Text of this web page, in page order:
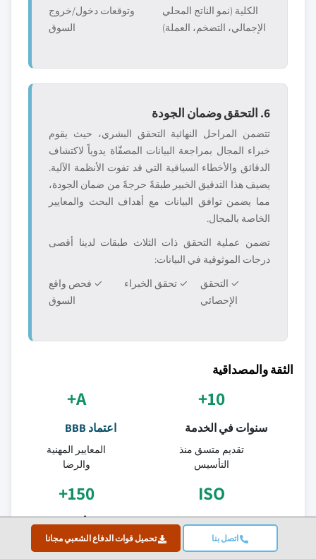
اتصل بنا تحميل قوات الدفاع الشعبي مجانا
الكلية (نمو الناتج المحلي
الإجمالي، التضخم، العملة)
وتوقعات دخول/خروج
السوق
6. التحقق وضمان الجودة
تتضمن المراحل النهائية التحقق البشري، حيث يقوم
خبراء المجال بمراجعة البيانات المصفّاة يدوياً لاكتشاف
الدقائق والأخطاء السياقية التي قد تفوت الأنظمة الآلية.
يضيف هذا التدقيق الخبير طبقةً حرجةً من ضمان الجودة،
مما يضمن توافق البيانات مع أهداف البحث والمعايير
الخاصة بالمجال.
تضمن عملية التحقق ذات الثلاث طبقات لدينا أقصى
درجات الموثوقية في البيانات:
✓ التحقق
الإحصائي
✓ تحقق الخبراء
✓ فحص واقع
السوق
الثقة والمصداقية
10+
سنوات في الخدمة
تقديم متسق منذ
التأسيس
A+
اعتماد BBB
المعايير المهنية
والرضا
ISO
جودة معتمدة
شركة معتمدة بشهادة
150+
محللو الأبحاث
عبر أكثر من 10